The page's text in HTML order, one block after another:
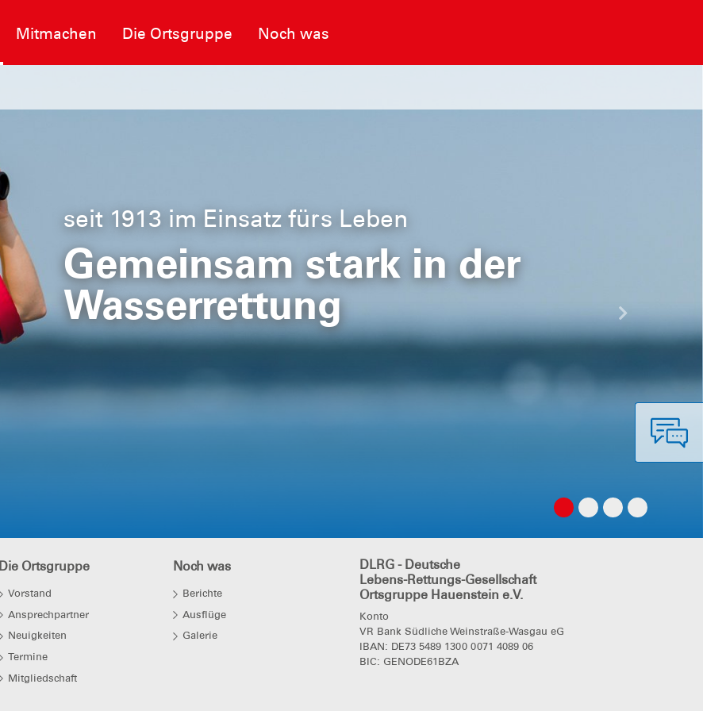
Mitmachen Die Ortsgruppe Noch was
seit 1913 im Einsatz fürs Leben
Gemeinsam stark in der
Wasserrettung
Nächste
Die Ortsgruppe
Vorstand
Ansprechpartner
Neuigkeiten
Termine
Mitgliedschaft
Noch was
Berichte
Ausflüge
Galerie
DLRG - Deutsche
Lebens-Rettungs-Gesellschaft
Ortsgruppe Hauenstein e.V.
Konto
VR Bank Südliche Weinstraße-Wasgau eG
IBAN: DE73 5489 1300 0071 4089 06
BIC: GENODE61BZA